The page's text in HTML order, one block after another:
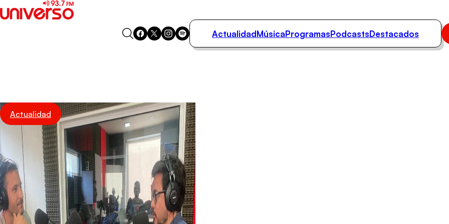
Podcasts
Destacados
ActualidadMúsicaProgramasPodcastsDestacados
Actualidad